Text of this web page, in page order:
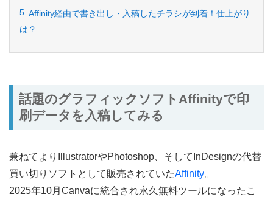
Affinity経由で書き出し・入稿したチラシが到着！仕上がり
は？
話題のグラフィックソフトAffinityで印
刷データを入稿してみる
兼ねてよりIllustratorやPhotoshop、そしてInDesignの代替
買い切りソフトとして販売されていたAffinity。
2025年10月Canvaに統合され永久無料ツールになったこ